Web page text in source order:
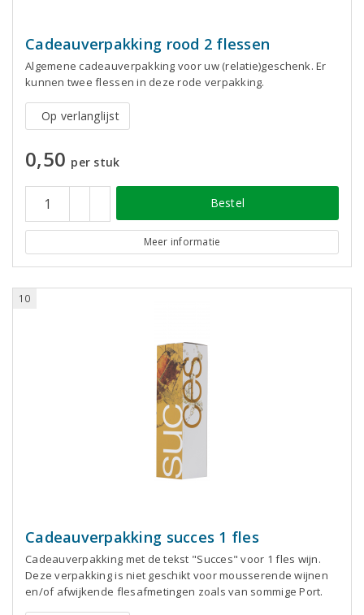
Cadeauverpakking rood 2 flessen
Algemene cadeauverpakking voor uw (relatie)geschenk. Er
kunnen twee flessen in deze rode verpakking.
Op verlanglijst
0,50 per stuk
Bestel
Meer informatie
10
Cadeauverpakking succes 1 fles
Cadeauverpakking met de tekst "Succes" voor 1 fles wijn.
Deze verpakking is niet geschikt voor mousserende wijnen
en/of afwijkende flesafmetingen zoals van sommige Port.